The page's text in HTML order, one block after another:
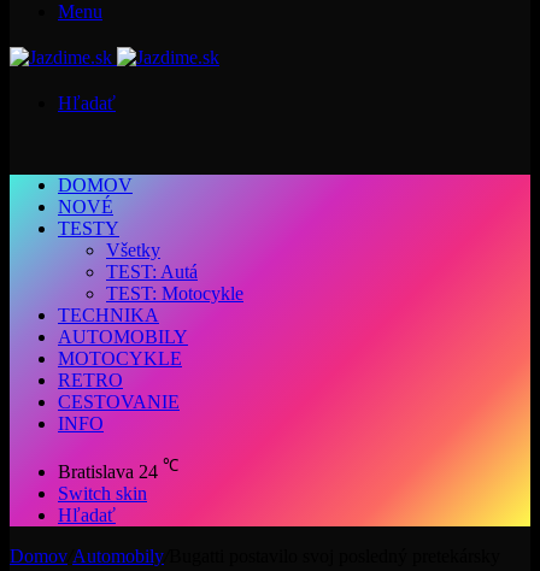
Menu
Hľadať
DOMOV
NOVÉ
TESTY
Všetky
TEST: Autá
TEST: Motocykle
TECHNIKA
AUTOMOBILY
MOTOCYKLE
RETRO
CESTOVANIE
INFO
Bratislava 24 ℃
Switch skin
Hľadať
Domov Automobily